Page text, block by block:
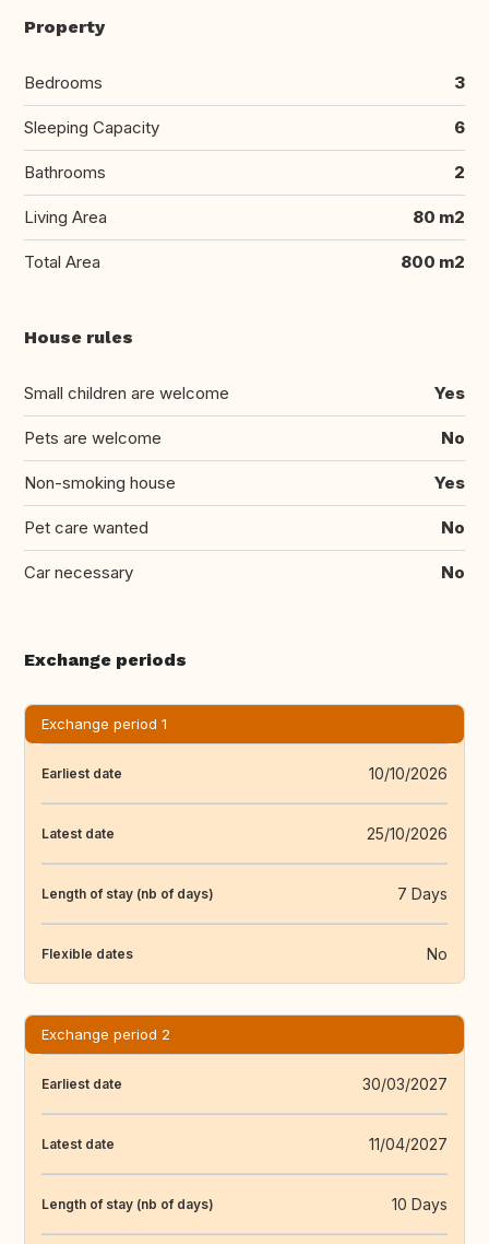
Property
Bedrooms 3
Sleeping Capacity 6
Bathrooms 2
Living Area 80 m2
Total Area 800 m2
House rules
Small children are welcome Yes
Pets are welcome No
Non-smoking house Yes
Pet care wanted No
Car necessary No
Exchange periods
Exchange period 1
Earliest date 10/10/2026
Latest date 25/10/2026
Length of stay (nb of days) 7 Days
Flexible dates No
Exchange period 2
Earliest date 30/03/2027
Latest date 11/04/2027
Length of stay (nb of days) 10 Days